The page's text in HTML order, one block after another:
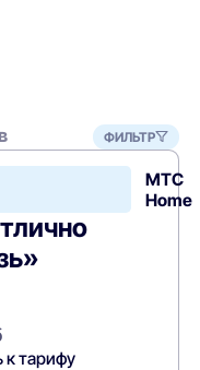
ФИЛЬТР
МТС
Home
к тарифу